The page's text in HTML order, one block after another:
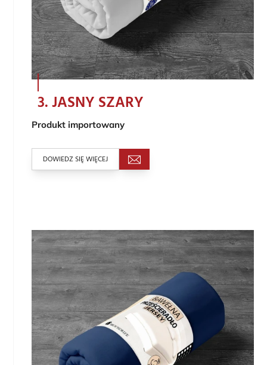
3. JASNY SZARY
Produkt importowany
DOWIEDZ SIĘ WIĘCEJ